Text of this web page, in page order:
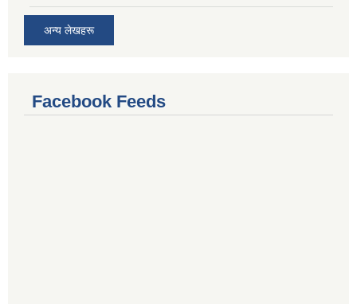
अन्य लेखहरू
Facebook Feeds